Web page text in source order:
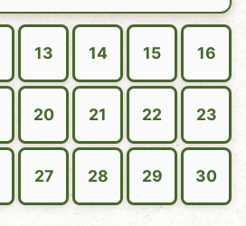
13 14 15 16
20 21 22 23
27 28 29 30